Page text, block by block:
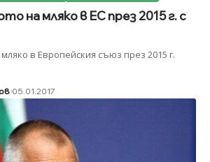
на мляко в ЕС през 2015 г. с
в Европейския съюз през 2015 г.
05.01.2017